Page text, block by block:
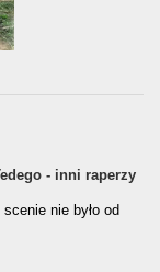
- inni raperzy
nie było od